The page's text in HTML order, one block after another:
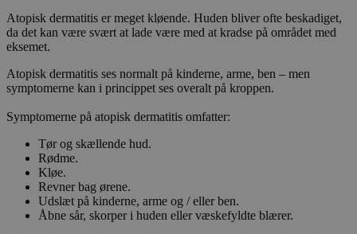
Atopisk dermatitis er meget kløende. Huden bliver ofte beskadiget,
da det kan være svært at lade være med at kradse på området med
eksemet.
Atopisk dermatitis ses normalt på kinderne, arme, ben – men
symptomerne kan i princippet ses overalt på kroppen.
Symptomerne på atopisk dermatitis omfatter:
Tør og skællende hud.
Rødme.
Kløe.
Revner bag ørene.
Udslæt på kinderne, arme og / eller ben.
Åbne sår, skorper i huden eller væskefyldte blærer.